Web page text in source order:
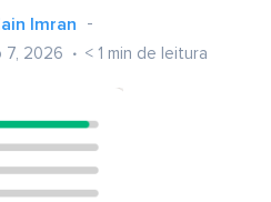
Imran
7, 2026 < 1 min de leitura